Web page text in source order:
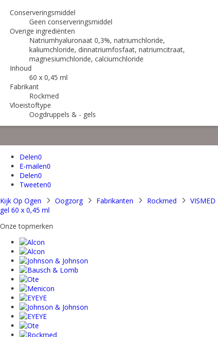
Conserveringsmiddel
Geen conserveringsmiddel
Overige ingrediënten
Natriumhyaluronaat 0,3%, natriumchloride,
kaliumchloride, dinnatriumfosfaat, natriumcitraat,
magnesiumchloride, calciumchloride
Inhoud
60 x 0,45 ml
Fabrikant
Rockmed
Vloeistoftype
Oogdruppels & - gels
Delen0
E-mailen0
Delen0
Tweeten0
Kijk Op Ogen
Oogzorg Fabrikanten Rockmed
VISMED
gel 60 x 0,45 ml
Onze topmerken